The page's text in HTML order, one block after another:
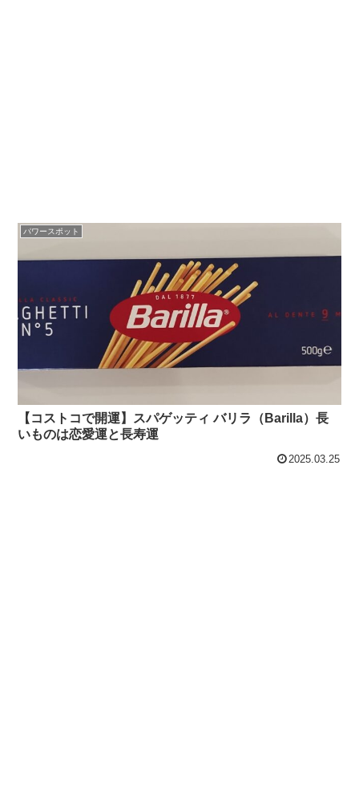
パワースポット
【コストコで開運】スパゲッティ バリラ（Barilla）長
いものは恋愛運と長寿運
2025.03.25